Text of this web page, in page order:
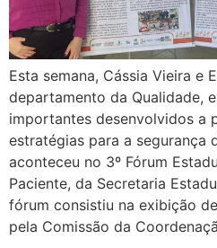
Esta semana, Cássia Vieira e
departamento da Qualidade,
importantes desenvolvidos a
estratégias para a segurança
aconteceu no 3º Fórum
Paciente, da Secretaria
fórum consistiu na exibição
pela Comissão da